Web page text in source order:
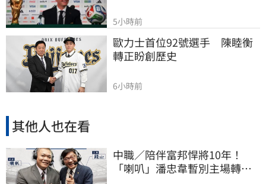
5小時前
歐力士首位92號選手　陳睦衡
轉正盼創歷史
6小時前
其他人也在看
中職／陪伴富邦悍將10年！
「喇叭」潘忠韋暫別主場轉